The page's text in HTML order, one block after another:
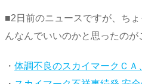
■2日前のニュースですが、ち
んなんでいいのかと思ったのが
・ 体調不良のスカイマークＣＡ